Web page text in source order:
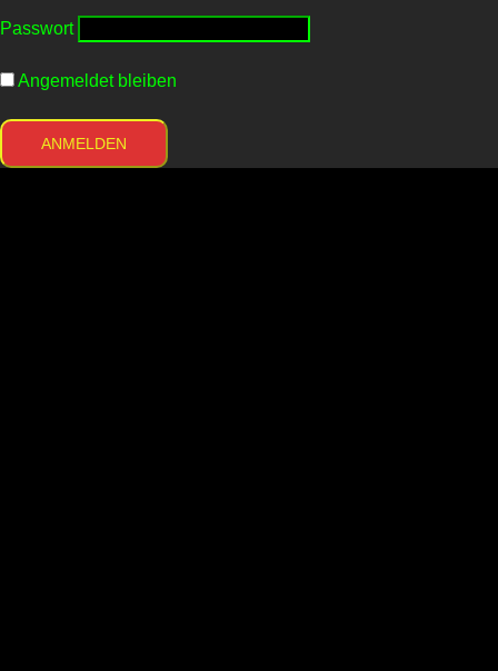
Passwort
Angemeldet bleiben